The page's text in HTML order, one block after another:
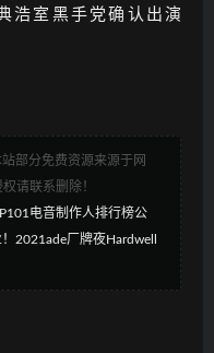
浩室黑手党确认出演
部分免费资源来源于网
请联系删除！
电音制作人排行榜公
2021ade厂牌夜Hardwell